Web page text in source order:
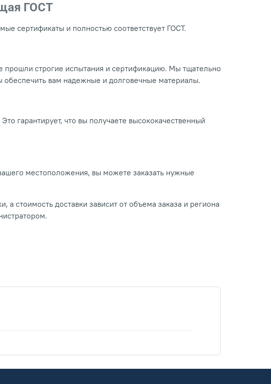
ГОСТ
сертификаты и полностью соответствует ГОСТ.
прошли строгие испытания и сертификацию. Мы тщательно
вам надежные и долговечные материалы.
гарантирует, что вы получаете высококачественный
местоположения, вы можете заказать нужные
стоимость доставки зависит от объема заказа и региона